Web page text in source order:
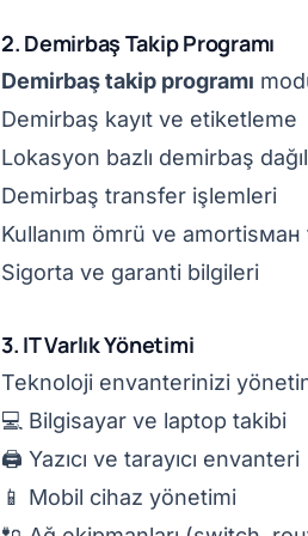
2. Demirbaş Takip Programı
Demirbaş takip programı
Demirbaş kayıt ve etiketleme
Lokasyon bazlı demirbaş
Demirbaş transfer işlemleri
Kullanım ömrü ve amortisман
Sigorta ve garanti bilgileri
3. IT Varlık Yönetimi
Teknoloji envanterinizi
💻 Bilgisayar ve laptop takibi
🖨️ Yazıcı ve tarayıcı envanteri
📱 Mobil cihaz yönetimi